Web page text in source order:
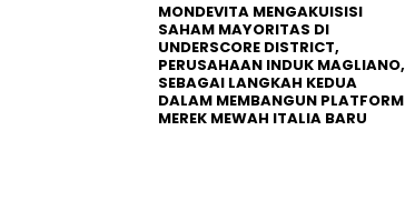
MONDEVITA MENGAKUISISI
SAHAM MAYORITAS DI
UNDERSCORE DISTRICT,
PERUSAHAAN INDUK MAGLIANO,
SEBAGAI LANGKAH KEDUA
DALAM MEMBANGUN PLATFORM
MEREK MEWAH ITALIA BARU